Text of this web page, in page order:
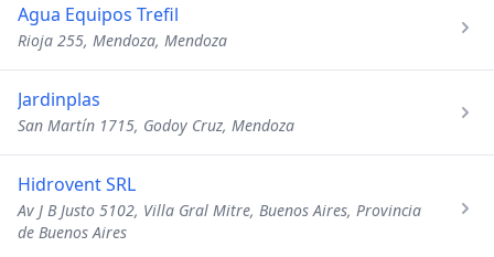
Agua Equipos Trefil
Rioja 255, Mendoza, Mendoza
Jardinplas
San Martín 1715, Godoy Cruz, Mendoza
Hidrovent SRL
Av J B Justo 5102, Villa Gral Mitre, Buenos Aires, Provincia
de Buenos Aires